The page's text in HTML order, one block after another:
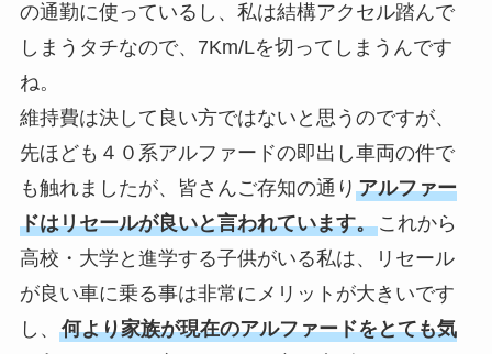
の通勤に使っているし、私は結構アクセル踏んで
しまうタチなので、7Km/Lを切ってしまうんです
ね。
維持費は決して良い方ではないと思うのですが、
先ほども４０系アルファードの即出し車両の件で
も触れましたが、皆さんご存知の通り アルファー
ドはリセールが良いと言われています。これから
高校・大学と進学する子供がいる私は、リセール
が良い車に乗る事は非常にメリットが大きいです
し、 何より家族が現在のアルファードをとても気